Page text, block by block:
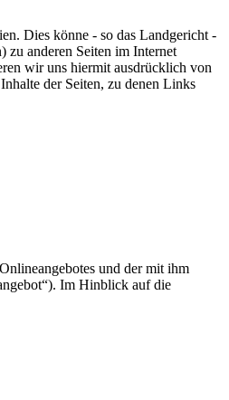
Dies könne - so das Landgericht -
zu anderen Seiten im Internet
wir uns hiermit ausdrücklich von
der Seiten, zu denen Links
und der mit ihm
Im Hinblick auf die